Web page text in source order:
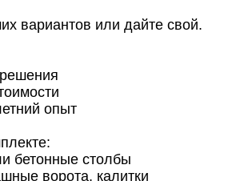
вариантов или дайте свой.
опыт
бетонные столбы
ворота, калитки